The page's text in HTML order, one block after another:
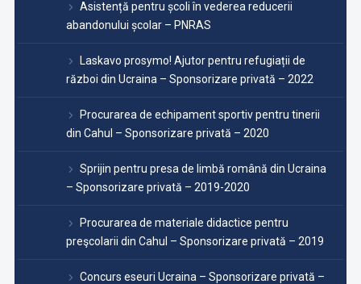
Asistență pentru școli în vederea reducerii
abandonului școlar – PNRAS
Laskavo prosymo! Ajutor pentru refugiații de
război din Ucraina – Sponsorizare privată – 2022
Procurarea de echipament sportiv pentru tinerii
din Cahul – Sponsorizare privată – 2020
Sprijin pentru presa de limbă română din Ucraina
– Sponsorizare privată – 2019-2020
Procurarea de materiale didactice pentru
preşcolarii din Cahul – Sponsorizare privată – 2019
Concurs eseuri Ucraina – Sponsorizare privată –